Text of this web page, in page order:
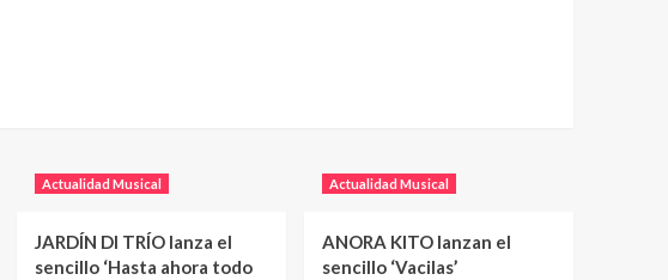
Actualidad Musical
JARDÍN DI TRÍO lanza el
sencillo ‘Hasta ahora todo
Actualidad Musical
ANORA KITO lanzan el
sencillo ‘Vacilas’